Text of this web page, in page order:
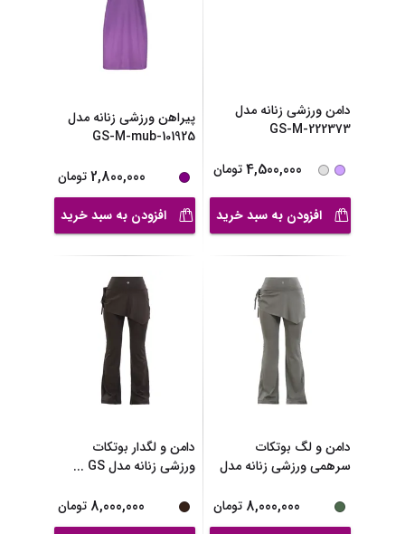
دامن ورزشی زنانه مدل
GS-M-222373
4,500,000تومان
افزودن به سبد خرید
پیراهن ورزشی زنانه مدل
GS-M-mub-101925
2,800,000تومان
افزودن به سبد خرید
دامن و لگ بوتکات
سرهمی ورزشی زنانه مدل
8,000,000 تومان
دامن و لگدار بوتکات
ورزشی زنانه مدل GS
...
8,000,000 تومان